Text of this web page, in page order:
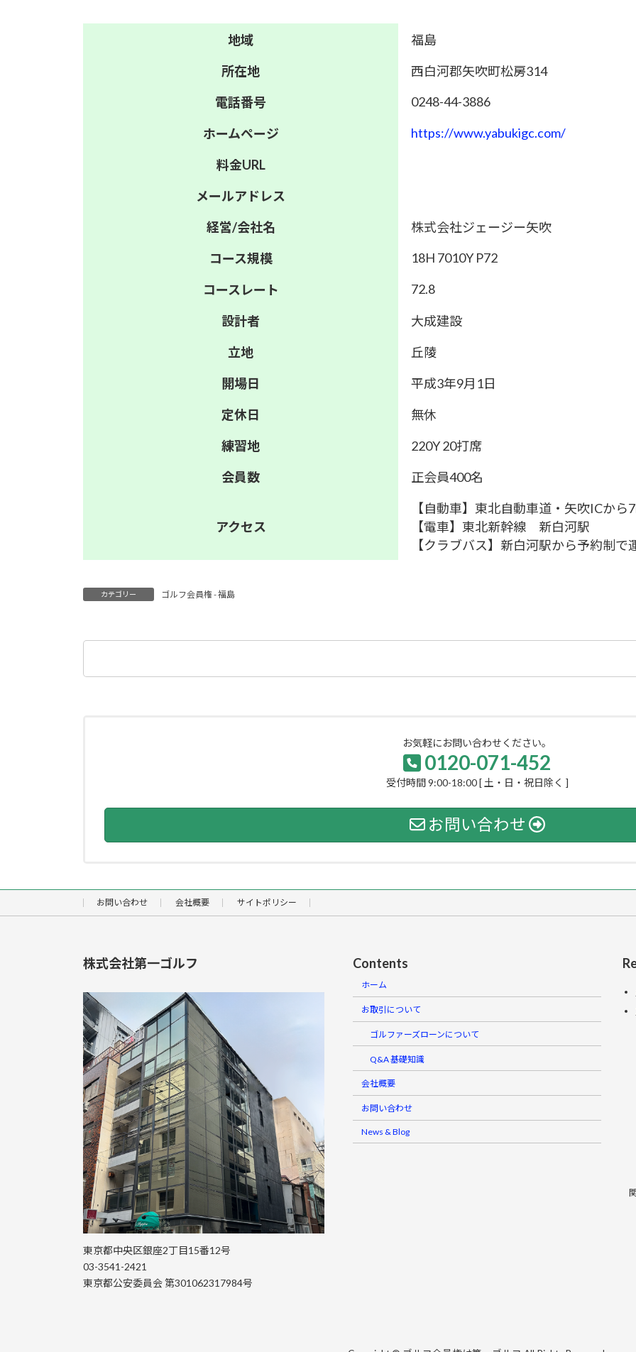
地域
福島
所在地
西白河郡矢吹町松房314
電話番号
0248-44-3886
ホームページ https://www.yabukigc.com/
料金URL
メールアドレス
経営/会社名
株式会社ジェージー矢吹
コース規模 18H 7010Y P72
コースレート 72.8
設計者
大成建設
立地
丘陵
開場日
平成3年9月1日
定休日
無休
練習地
220Y 20打席
会員数
正会員400名
アクセス
【自動車】東北自動車道・矢吹ICから
【電車】東北新幹線 新白河駅
【クラブバス】新白河駅から予約制で
カテゴリー ゴルフ会員権 - 福島
お気軽にお問い合わせください。
0120-071-452
受付時間 9:00-18:00 [ 土・日・祝日除く ]
お問い合わせ
お問い合わせ 会社概要 サイトポリシー
株式会社第一ゴルフ
東京都中央区銀座2丁目15番12号
03-3541-2421
東京都公安委員会 第301062317984号
Contents
ホーム
お取引について
ゴルファーズローンについて
Q&A 基礎知識
会社概要
お問い合わせ
News & Blog